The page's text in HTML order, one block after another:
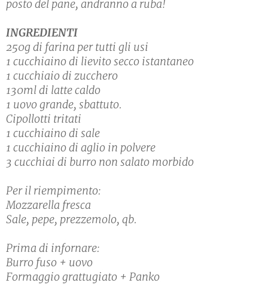
posto del pane, andranno a ruba!
INGREDIENTI
250g di farina per tutti gli usi
1 cucchiaino di lievito secco istantaneo
1 cucchiaio di zucchero
130ml di latte caldo
1 uovo grande, sbattuto.
Cipollotti tritati
1 cucchiaino di sale
1 cucchiaino di aglio in polvere
3 cucchiai di burro non salato morbido
Per il riempimento:
Mozzarella fresca
Sale, pepe, prezzemolo, qb.
Prima di infornare:
Burro fuso + uovo
Formaggio grattugiato + Panko